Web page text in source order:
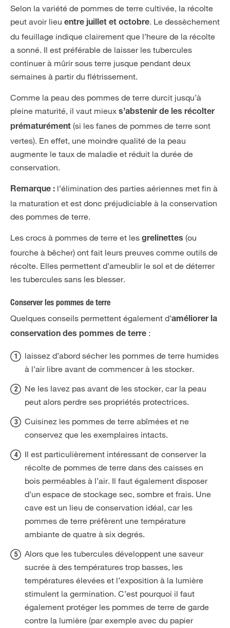
Selon la variété de pommes de terre cultivée, la récolte
peut avoir lieu entre juillet et octobre. Le dessèchement
du feuillage indique clairement que l’heure de la récolte
a sonné. Il est préférable de laisser les tubercules
continuer à mûrir sous terre jusque pendant deux
semaines à partir du flétrissement.
Comme la peau des pommes de terre durcit jusqu’à
pleine maturité, il vaut mieux s’abstenir de les récolter
prématurément (si les fanes de pommes de terre sont
vertes). En effet, une moindre qualité de la peau
augmente le taux de maladie et réduit la durée de
conservation.
Remarque : l’élimination des parties aériennes met fin à
la maturation et est donc préjudiciable à la conservation
des pommes de terre.
Les crocs à pommes de terre et les grelinettes (ou
fourche à bêcher) ont fait leurs preuves comme outils de
récolte. Elles permettent d’ameublir le sol et de déterrer
les tubercules sans les blesser.
Conserver les pommes de terre
Quelques conseils permettent également d’améliorer la
conservation des pommes de terre :
laissez d’abord sécher les pommes de terre humides
à l’air libre avant de commencer à les stocker.
Ne les lavez pas avant de les stocker, car la peau
peut alors perdre ses propriétés protectrices.
Cuisinez les pommes de terre abîmées et ne
conservez que les exemplaires intacts.
Il est particulièrement intéressant de conserver la
récolte de pommes de terre dans des caisses en
bois perméables à l’air. Il faut également disposer
d’un espace de stockage sec, sombre et frais. Une
cave est un lieu de conservation idéal, car les
pommes de terre préfèrent une température
ambiante de quatre à six degrés.
Alors que les tubercules développent une saveur
sucrée à des températures trop basses, les
températures élevées et l’exposition à la lumière
stimulent la germination. C’est pourquoi il faut
également protéger les pommes de terre de garde
contre la lumière (par exemple avec du papier